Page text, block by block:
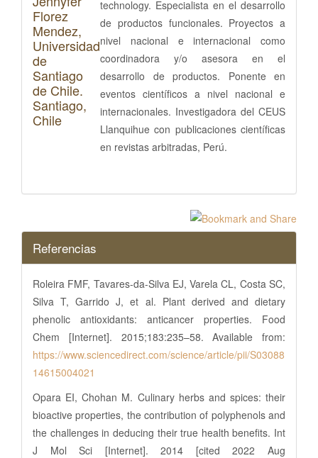
Florez
Mendez,
Universidad
de
Santiago
de Chile.
Santiago,
Chile
technology. Especialista en el desarrollo
de productos funcionales. Proyectos a
nivel nacional e internacional como
coordinadora y/o asesora en el
desarrollo de productos. Ponente en
eventos científicos a nivel nacional e
internacionales. Investigadora del CEUS
Llanquihue con publicaciones científicas
en revistas arbitradas, Perú.
Referencias
Roleira FMF, Tavares-da-Silva EJ, Varela CL, Costa SC,
Silva T, Garrido J, et al. Plant derived and dietary
phenolic antioxidants: anticancer properties. Food
Chem [Internet]. 2015;183:235–58. Available from:
https://www.sciencedirect.com/science/article/pii/S03088
14615004021
Opara EI, Chohan M. Culinary herbs and spices: their
bioactive properties, the contribution of polyphenols and
the challenges in deducing their true health benefits. Int
J Mol Sci [Internet]. 2014 [cited 2022 Aug